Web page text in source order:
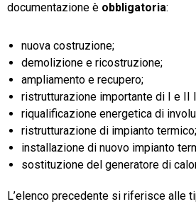
documentazione è obbligatoria:
nuova costruzione;
demolizione e ricostruzione;
ampliamento e recupero;
ristrutturazione importante di I e II
riqualificazione energetica di
ristrutturazione di impianto termico;
installazione di nuovo impianto
sostituzione del generatore di
L’elenco precedente si riferisce alle